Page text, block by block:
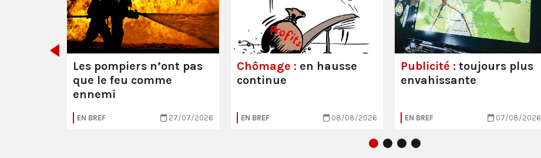
Les pompiers n’ont pas
que le feu comme
ennemi
EN BREF 27/07/2026
Chômage : en hausse
continue
EN BREF 08/08/2026
Publicité : toujours plus
envahissante
EN BREF 07/08/2026